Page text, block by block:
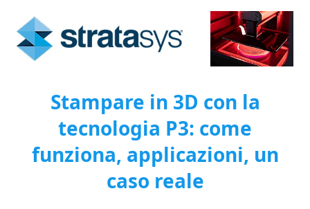
Stampare in 3D con la
tecnologia P3: come
funziona, applicazioni, un
caso reale